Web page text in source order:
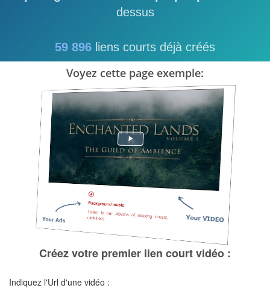
dessus
59 896 liens courts déjà créés
Voyez cette page exemple: